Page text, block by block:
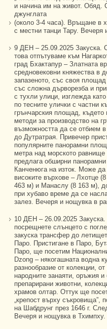
и начина им на живот. Обяд.
джунглата
(около 3-4 часа). Връщане в
с местни танци Тару. Вечеря
9 ДЕН – 25.09.2025 Закуска.
това отпътуваме към
град Бхактапур – Златната
средновековни княжества в
запазеното, със своя
със сложна дърворезба и
с тухли улици, изглежда
по тесните улички с частни
грънчарския площад,
методи за производство на
възможността да се отбием
до Дутратрая. Привечер
популярните панорамни
метра над морското
предлага обширни
Канченюга на изток. Може
високите върхове – Лхотце
463 м) и Манаслу (8 163 м),
при хубаво време да се
залез. Вечеря и нощувка в
10 ДЕН – 26.09.2025
посрещнете слънцето с
закуска трансфер до
Паро. Пристигане в Паро,
Паро, ще посетим
Dzong – някогашната водна
разнообразие от колекции,
народните занаяти, оръжия
препарирани животни,
храмов олтар. Оттук ще
„крепост върху съкровища”,
на Шабдрунг през 1646 г.
Вечеря и нощувка в Тхимпху.